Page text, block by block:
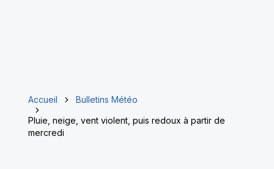
Accueil
Bulletins Météo
Pluie, neige, vent violent, puis redoux à partir de
mercredi